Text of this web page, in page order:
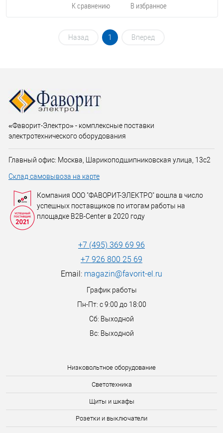
К сравнению В избранное
Назад 1 Вперед
Низковольтное оборудование
Светотехника
Щиты и шкафы
Розетки и выключатели
«Фаворит-Электро» - комплексные поставки
электротехнического оборудования
Главный офис: Москва, Шарикоподшипниковская улица, 13с2
Склад самовывоза на карте
Компания ООО "ФАВОРИТ-ЭЛЕКТРО" вошла в число
успешных поставщиков по итогам работы на
площадке B2B-Center в 2020 году
+7 (495) 369 69 96
+7 926 800 25 69
Email: magazin@favorit-el.ru
График работы
Пн-Пт: с 9:00 до 18:00
Сб: Выходной
Вс: Выходной